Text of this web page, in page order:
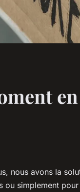
nous avons la
ou simplement pour